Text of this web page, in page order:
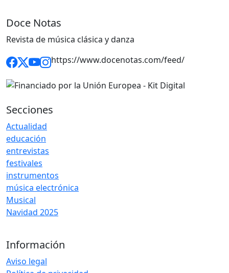
Doce Notas
Revista de música clásica y danza
https://www.docenotas.com/feed/
Secciones
Actualidad
educación
entrevistas
festivales
instrumentos
música electrónica
Musical
Navidad 2025
Información
Aviso legal